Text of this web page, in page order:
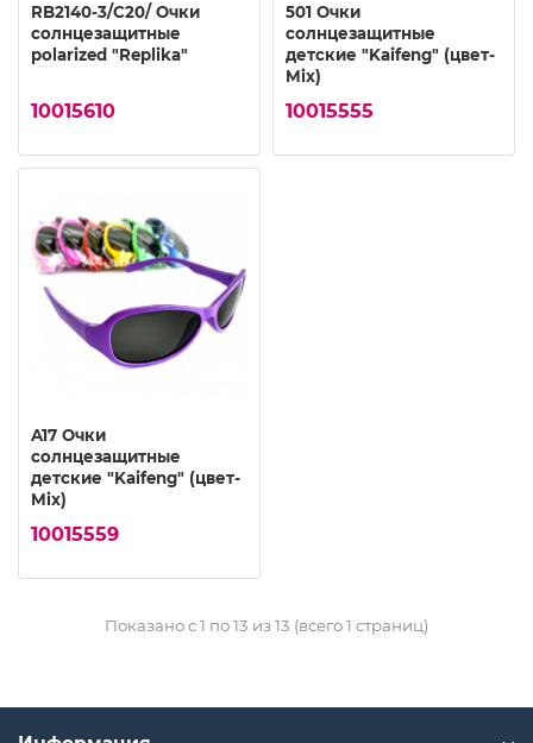
RB2140-3/C20/ Очки
солнцезащитные
polarized "Replika"
10015610
501 Очки
солнцезащитные
детские "Kaifeng" (цвет-
Mix)
10015555
A17 Очки
солнцезащитные
детские "Kaifeng" (цвет-
Mix)
10015559
Показано с 1 по 13 из 13 (всего 1 страниц)